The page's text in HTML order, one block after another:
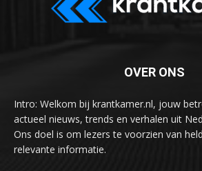
OVER ONS
Intro: Welkom bij krantkamer.nl, jouw
actueel nieuws, trends en verhalen uit
Ons doel is om lezers te voorzien van
relevante informatie.